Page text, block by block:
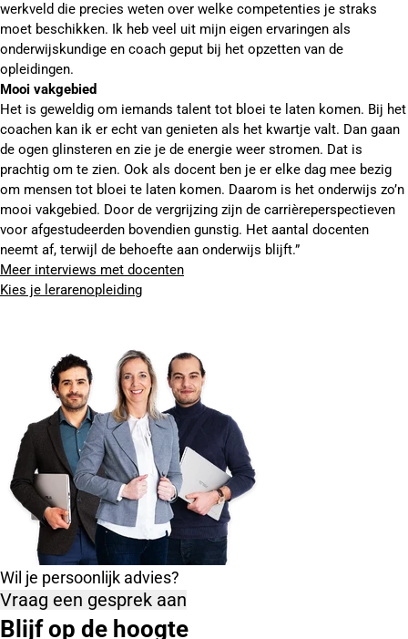
werkveld die precies weten over welke competenties je straks
moet beschikken. Ik heb veel uit mijn eigen ervaringen als
onderwijskundige en coach geput bij het opzetten van de
opleidingen.
Mooi vakgebied
Het is geweldig om iemands talent tot bloei te laten komen. Bij het
coachen kan ik er echt van genieten als het kwartje valt. Dan gaan
de ogen glinsteren en zie je de energie weer stromen. Dat is
prachtig om te zien. Ook als docent ben je er elke dag mee bezig
om mensen tot bloei te laten komen. Daarom is het onderwijs zo’n
mooi vakgebied. Door de vergrijzing zijn de carrièreperspectieven
voor afgestudeerden bovendien gunstig. Het aantal docenten
neemt af, terwijl de behoefte aan onderwijs blijft.”
Meer interviews met docenten
Kies je lerarenopleiding
Wil je persoonlijk advies?
Vraag een gesprek aan
Blijf op de hoogte